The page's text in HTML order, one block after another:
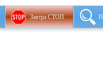
Завтра СТОП